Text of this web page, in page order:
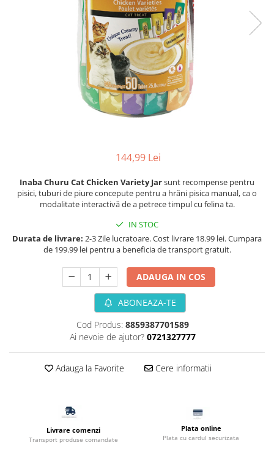
Zgarzi si hamuri caini
Hrana uscata pentru pisici
Asternut pentru litiere
Litiere pentru pisici
Antiparazitare pisici
Hrana pesti acvariu
Filtru extern acvariu
Pompe aer acvariu
Pompa apa acvariu
Lampa pentru acvariu
Neoane si LED-uri pentru acvarii
Sterilizator acvariu
Racitoare
Masini de tuns caini
Accesorii masini tuns caini
Antiparazitare caini
Accesorii diverse caini
Fertilizatori acvarii
Tratamente pesti acvariu
Furtune si conectori acvarii
Conditioneri apa acvariu
Decoruri si plante artificiale
Piese de schimb
144,99 Lei
Inaba Churu Cat Chicken Variety Jarsunt recompense pentru
pisici, tuburi de piure concepute pentru a hrăni pisica manual, ca o
modalitate interactivă de a petrece timpul cu felina ta.
IN STOC
Durata de livrare: 2-3 Zile lucratoare. Cost livrare 18.99 lei. Cumpara
de 199.99 lei pentru a beneficia de transport gratuit.
ADAUGA IN COS
ABONEAZA-TE
Cod Produs: 8859387701589
Ai nevoie de ajutor? 0721327777
Adauga la Favorite Cere informatii
Livrare comenzi
Transport produse comandate
Plata online
Plata cu cardul securizata